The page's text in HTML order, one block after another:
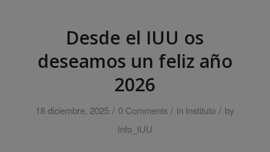
Desde el IUU os
deseamos un feliz año
2026
18 diciembre, 2025 / 0 Comments / in Instituto / by
Info_IUU